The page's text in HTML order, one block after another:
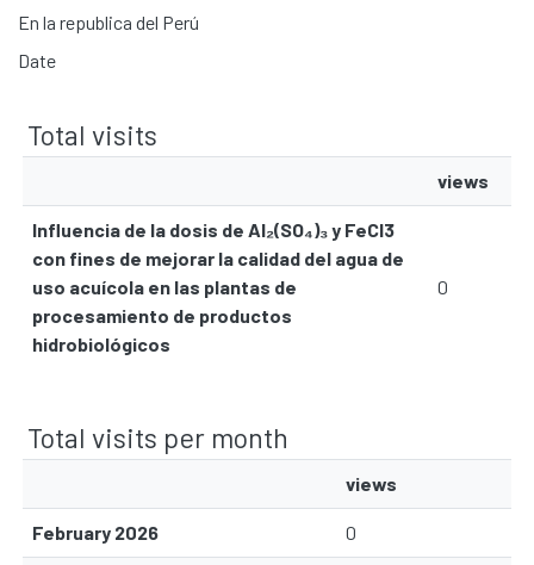
En la republica del Perú
Date
Total visits
views
Influencia de la dosis de Al₂(SO₄)₃ y FeCl3
con fines de mejorar la calidad del agua de
uso acuícola en las plantas de
procesamiento de productos
hidrobiológicos
0
Total visits per month
views
February 2026 0